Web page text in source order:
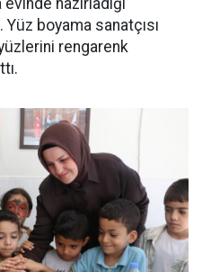
hazırladığı
boyama sanatçısı
rengarenk